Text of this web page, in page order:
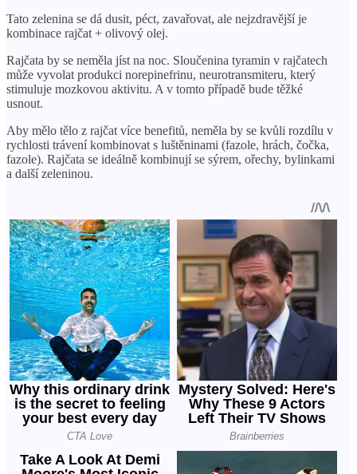
Tato zelenina se dá dusit, péct, zavařovat, ale nejzdravější je
kombinace rajčat + olivový olej.
Rajčata by se neměla jíst na noc. Sloučenina tyramin v rajčatech
může vyvolat produkci norepinefrinu, neurotransmiteru, který
stimuluje mozkovou aktivitu. A v tomto případě bude těžké
usnout.
Aby mělo tělo z rajčat více benefitů, neměla by se kvůli rozdílu v
rychlosti trávení kombinovat s luštěninami (fazole, hrách, čočka,
fazole). Rajčata se ideálně kombinují se sýrem, ořechy, bylinkami
a další zeleninou.